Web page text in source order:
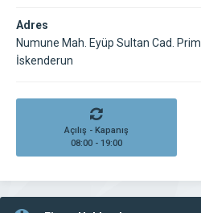
Adres
Numune Mah. Eyüp Sultan Cad.
İskenderun
Açılış - Kapanış
08:00 - 19:00